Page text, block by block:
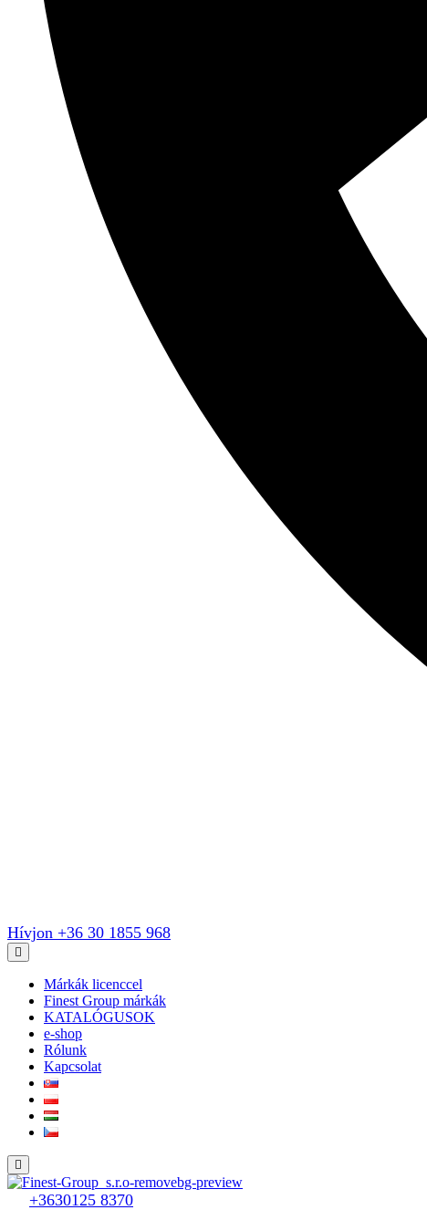
Hívjon +36 30 1855 968
Márkák licenccel
Finest Group márkák
KATALÓGUSOK
e-shop
Rólunk
Kapcsolat
+3630125 8370